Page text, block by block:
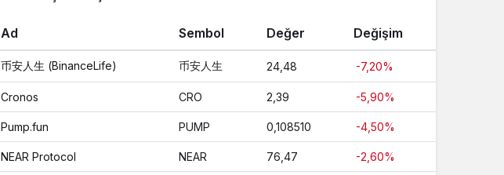
Ad Sembol Değer Değişim
币安人生 (BinanceLife) 币安人生 24,48 -7,20%
Cronos CRO 2,39 -5,90%
Pump.fun PUMP 0,108510 -4,50%
NEAR Protocol NEAR 76,47 -2,60%